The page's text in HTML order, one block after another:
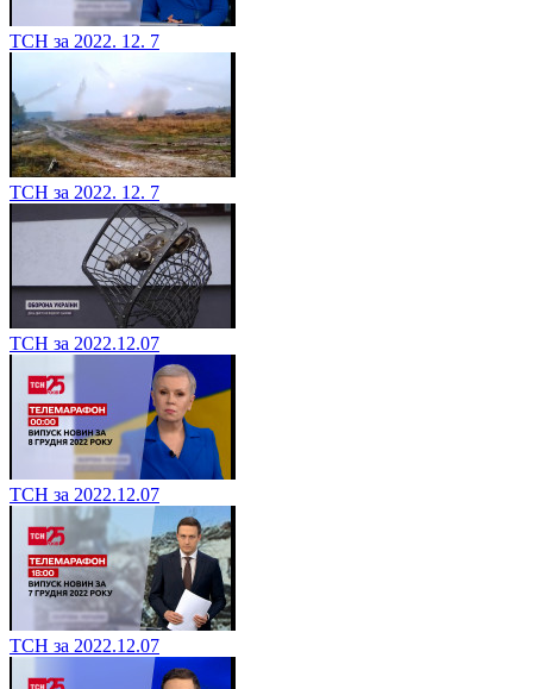
ТСН за 2022. 12. 7
ТСН за 2022. 12. 7
ТСН за 2022.12.07
ТСН за 2022.12.07
ТСН за 2022.12.07